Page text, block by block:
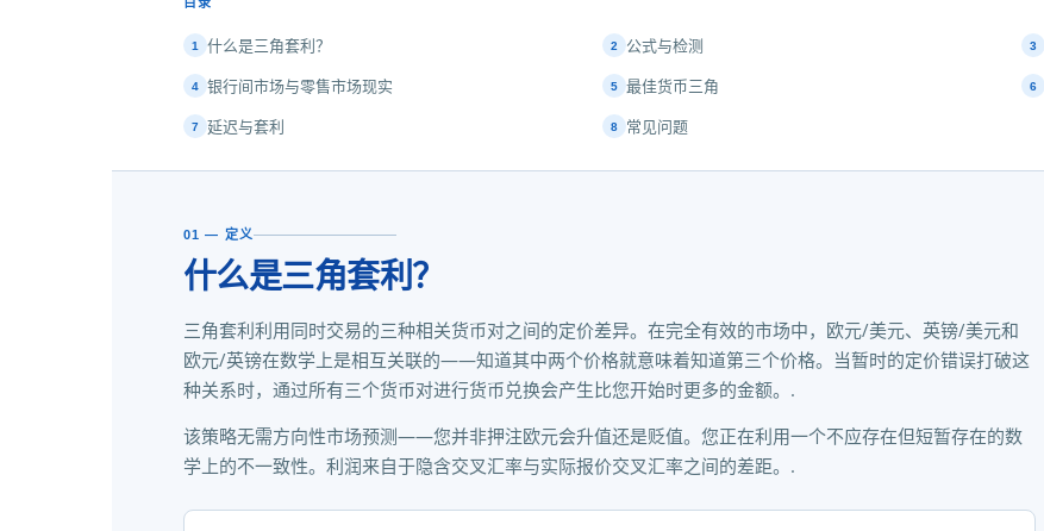
1 什么是三角套利？ 2 公式与检测 3
4 银行间市场与零售市场现实 5 最佳货币三角 6
7 延迟与套利 8 常见问题
01 — 定义
什么是三角套利？
三角套利利用同时交易的三种相关货币对之间的定价差异。在完全有效的市场中，欧元/美元、英镑/美元和
欧元/英镑在数学上是相互关联的——知道其中两个价格就意味着知道第三个价格。当暂时的定价错误打破这
种关系时，通过所有三个货币对进行货币兑换会产生比您开始时更多的金额。.
该策略无需方向性市场预测——您并非押注欧元会升值还是贬值。您正在利用一个不应存在但短暂存在的数
学上的不一致性。利润来自于隐含交叉汇率与实际报价交叉汇率之间的差距。.